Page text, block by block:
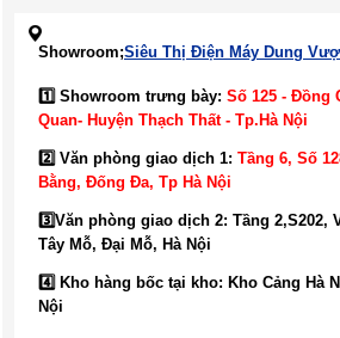
Showroom;Siêu Thị Điện Máy Dung
1️⃣ Showroom trưng bày: Số 125 - Đồng
Quan- Huyện Thạch Thất - Tp.Hà Nội
2️⃣ Văn phòng giao dịch 1: Tầng 6, Số
Bằng, Đống Đa, Tp Hà Nội
3️⃣Văn phòng giao dịch 2: Tầng 2,S202,
Tây Mỗ, Đại Mỗ, Hà Nội
4️⃣ Kho hàng bốc tại kho: Kho Cảng Hà
Nội